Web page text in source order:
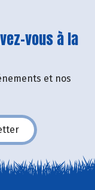
vous à la
et nos